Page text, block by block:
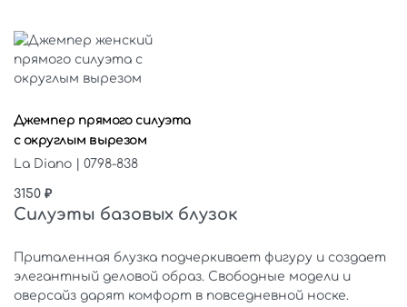
Джемпер прямого силуэта
с округлым вырезом
La Diano | 0798-838
3150 ₽
Силуэты базовых блузок
Приталенная блузка подчеркивает фигуру и создает
элегантный деловой образ. Свободные модели и
оверсайз дарят комфорт в повседневной носке.